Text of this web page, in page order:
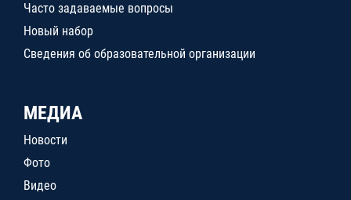
Часто задаваемые вопросы
Новый набор
Сведения об образовательной организации
МЕДИА
Новости
Фото
Видео